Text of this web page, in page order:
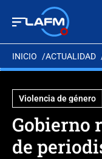
INICIO ACTUALIDAD
Violencia de género
Gobierno
de